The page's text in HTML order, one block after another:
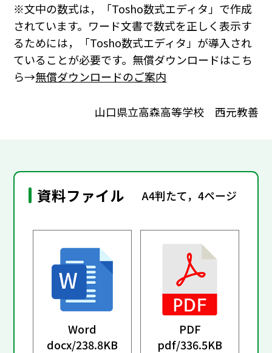
※文中の数式は，「Tosho数式エディタ」で作成
されています。ワード文書で数式を正しく表示す
るためには，「Tosho数式エディタ」が導入され
ていることが必要です。無償ダウンロードはこち
ら→無償ダウンロードのご案内
山口県立高森高等学校 西元教善
資料ファイル A4判たて，4ページ
Word
docx/238.8KB
PDF
pdf/336.5KB